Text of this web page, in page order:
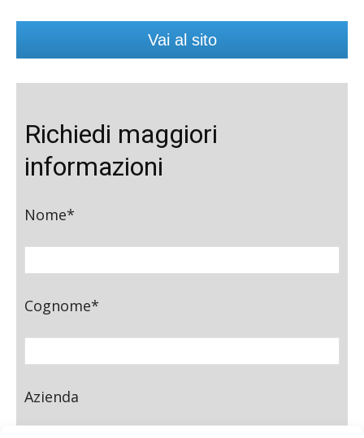
Vai al sito
Richiedi maggiori
informazioni
Nome*
Cognome*
Azienda